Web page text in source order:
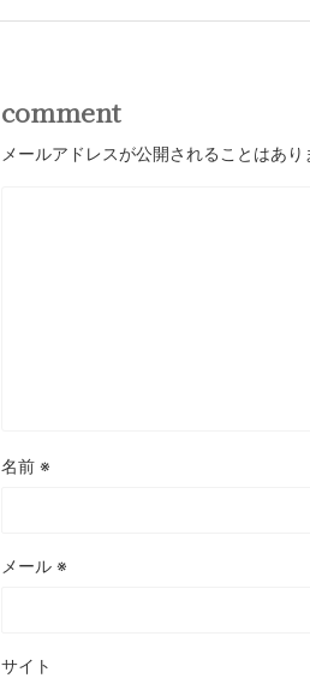
comment
メールアドレスが公開されることはあり
名前 ※
メール ※
サイト